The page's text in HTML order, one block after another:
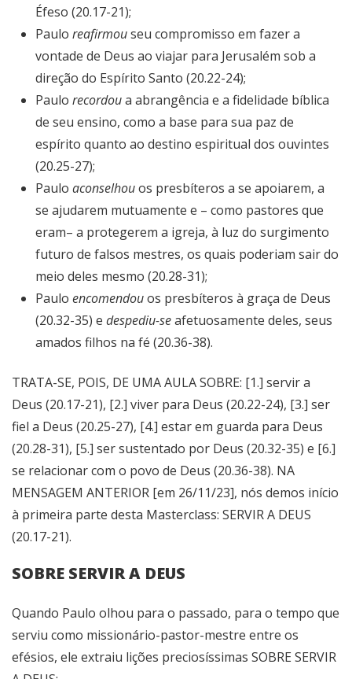
Éfeso (20.17-21);
Paulo reafirmouseu compromisso em fazer a
vontade de Deus ao viajar para Jerusalém sob a
direção do Espírito Santo (20.22-24);
Paulo recordoua abrangência e a fidelidade bíblica
de seu ensino, como a base para sua paz de
espírito quanto ao destino espiritual dos ouvintes
(20.25-27);
Paulo aconselhouos presbíteros a se apoiarem, a
se ajudarem mutuamente e – como pastores que
eram– a protegerem a igreja, à luz do surgimento
futuro de falsos mestres, os quais poderiam sair do
meio deles mesmo (20.28-31);
Paulo encomendouos presbíteros à graça de Deus
(20.32-35) e despediu-seafetuosamente deles, seus
amados filhos na fé (20.36-38).
TRATA-SE, POIS, DE UMA AULA SOBRE: [1.] servir a
Deus (20.17-21), [2.] viver para Deus (20.22-24), [3.] ser
fiel a Deus (20.25-27), [4.] estar em guarda para Deus
(20.28-31), [5.] ser sustentado por Deus (20.32-35) e [6.]
se relacionar com o povo de Deus (20.36-38). NA
MENSAGEM ANTERIOR [em 26/11/23], nós demos início
à primeira parte desta Masterclass: SERVIR A DEUS
(20.17-21).
SOBRE SERVIR A DEUS
Quando Paulo olhou para o passado, para o tempo que
serviu como missionário-pastor-mestre entre os
efésios, ele extraiu lições preciosíssimas SOBRE SERVIR